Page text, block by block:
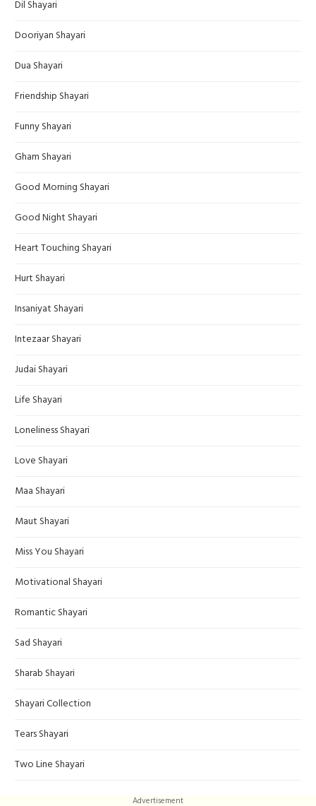
Dil Shayari
Dooriyan Shayari
Dua Shayari
Friendship Shayari
Funny Shayari
Gham Shayari
Good Morning Shayari
Good Night Shayari
Heart Touching Shayari
Hurt Shayari
Insaniyat Shayari
Intezaar Shayari
Judai Shayari
Life Shayari
Loneliness Shayari
Love Shayari
Maa Shayari
Maut Shayari
Miss You Shayari
Motivational Shayari
Romantic Shayari
Sad Shayari
Sharab Shayari
Shayari Collection
Tears Shayari
Two Line Shayari
Advertisement